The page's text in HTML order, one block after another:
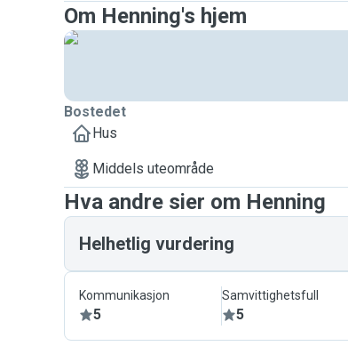
Om Henning's hjem
Bostedet
Hus
Middels uteområde
Hva andre sier om Henning
Helhetlig vurdering
Kommunikasjon
5
Samvittighetsfull
5